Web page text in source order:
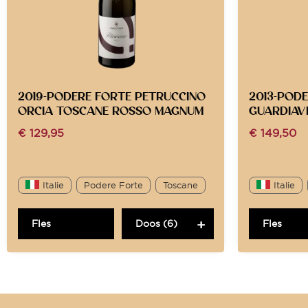
2019-PODERE FORTE PETRUCCINO
ORCIA TOSCANE ROSSO MAGNUM
€ 129,95
Italie Podere Forte Toscane
Fles Doos (6)
2013-
€ 149,50
Italie
Fles